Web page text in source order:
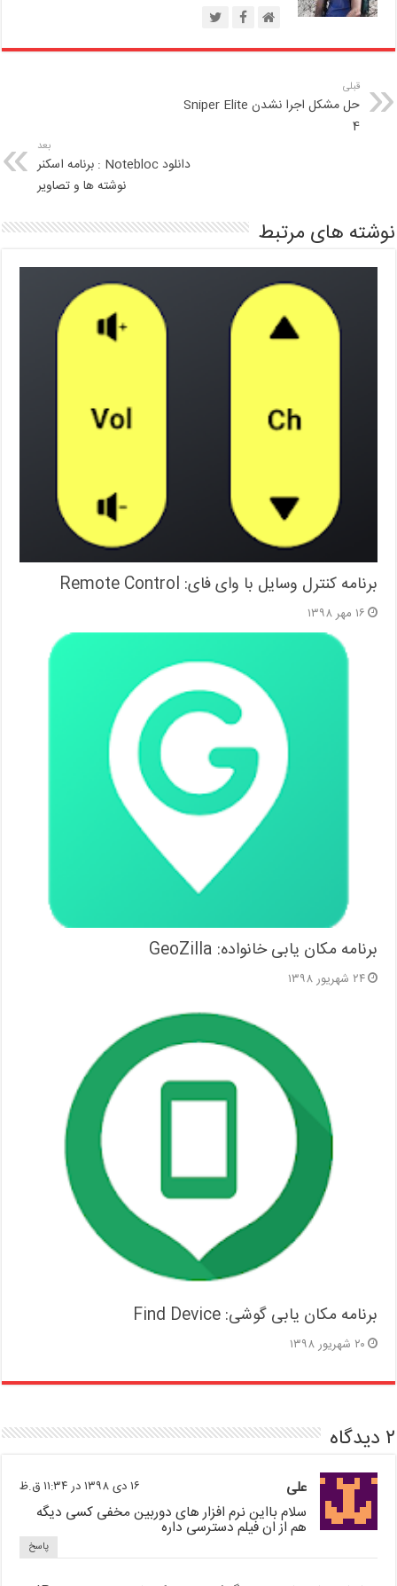
قبلی
حل مشکل اجرا نشدن Sniper Elite
4
بعد
دانلود Notebloc : برنامه اسکنر
نوشته ها و تصاویر
نوشته های مرتبط
برنامه کنترل وسایل با وای فای: Remote Control
۱۶ مهر ۱۳۹۸
برنامه مکان یابی خانواده: GeoZilla
۲۴ شهریور ۱۳۹۸
برنامه مکان یابی گوشی: Find Device
۲۰ شهریور ۱۳۹۸
۲ دیدگاه
علی ۱۶ دی ۱۳۹۸ در ۱۱:۳۴ ق.ظ
سلام بااین نرم افزار های دوربین مخفی کسی دیگه
هم از ان فیلم دسترسی داره
پاسخ